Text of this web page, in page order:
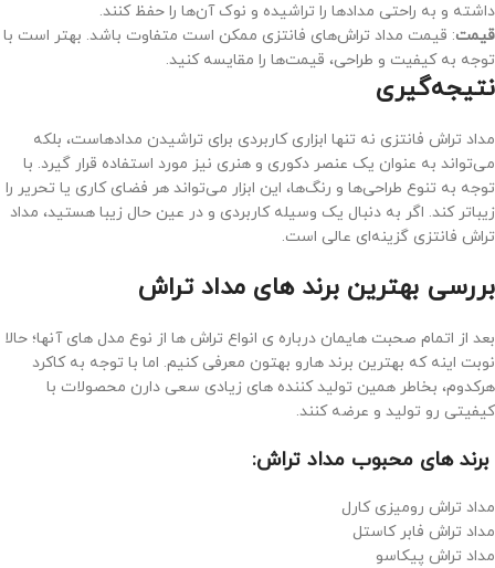
داشته و به راحتی مدادها را تراشیده و نوک آن‌ها را حفظ کنند.
قیمت: قیمت مداد تراش‌های فانتزی ممکن است متفاوت باشد. بهتر است با
توجه به کیفیت و طراحی، قیمت‌ها را مقایسه کنید.
نتیجه‌گیری
مداد تراش فانتزی نه تنها ابزاری کاربردی برای تراشیدن مدادهاست، بلکه
می‌تواند به عنوان یک عنصر دکوری و هنری نیز مورد استفاده قرار گیرد. با
توجه به تنوع طراحی‌ها و رنگ‌ها، این ابزار می‌تواند هر فضای کاری یا تحریر را
زیباتر کند. اگر به دنبال یک وسیله کاربردی و در عین حال زیبا هستید، مداد
تراش فانتزی گزینه‌ای عالی است.
بررسی بهترین برند های مداد تراش
بعد از اتمام صحبت هایمان درباره ی انواع تراش ها از نوع مدل های آنها؛ حالا
نوبت اینه که بهترین برند هارو بهتون معرفی کنیم. اما با توجه به کاکرد
هرکدوم، بخاطر همین تولید کننده های زیادی سعی دارن محصولات با
کیفیتی رو تولید و عرضه کنند.
برند های محبوب مداد تراش:
مداد تراش رومیزی کارل
مداد تراش فابر کاستل
مداد تراش پیکاسو